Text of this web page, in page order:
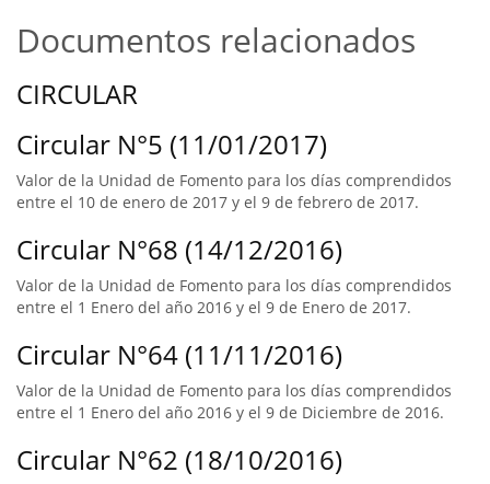
Documentos relacionados
CIRCULAR
Circular N°5 (11/01/2017)
Valor de la Unidad de Fomento para los días comprendidos
entre el 10 de enero de 2017 y el 9 de febrero de 2017.
Circular N°68 (14/12/2016)
Valor de la Unidad de Fomento para los días comprendidos
entre el 1 Enero del año 2016 y el 9 de Enero de 2017.
Circular N°64 (11/11/2016)
Valor de la Unidad de Fomento para los días comprendidos
entre el 1 Enero del año 2016 y el 9 de Diciembre de 2016.
Circular N°62 (18/10/2016)